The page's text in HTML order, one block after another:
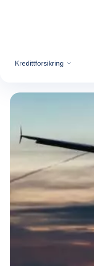
Kredittforsikring